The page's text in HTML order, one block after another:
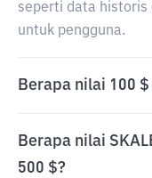
seperti data historis
untuk pengguna.
Berapa nilai 100
Berapa nilai
500 $?